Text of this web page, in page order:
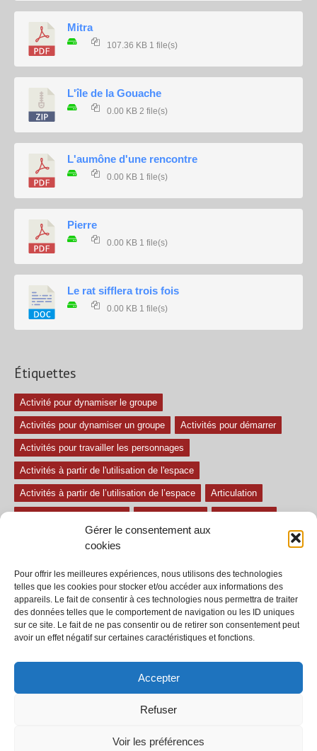
Gérer le consentement aux
cookies
Pour offrir les meilleures expériences, nous utilisons des technologies
telles que les cookies pour stocker et/ou accéder aux informations des
appareils. Le fait de consentir à ces technologies nous permettra de traiter
des données telles que le comportement de navigation ou les ID uniques
sur ce site. Le fait de ne pas consentir ou de retirer son consentement peut
avoir un effet négatif sur certaines caractéristiques et fonctions.
Accepter
Refuser
Voir les préférences
Mitra
107.36 KB 1 file(s)
L'île de la Gouache
0.00 KB 2 file(s)
L'aumône d'une rencontre
0.00 KB 1 file(s)
Pierre
0.00 KB 1 file(s)
Le rat sifflera trois fois
0.00 KB 1 file(s)
Étiquettes
Activité pour dynamiser le groupe
Activités pour dynamiser un groupe Activités pour démarrer
Activités pour travailler les personnages
Activités à partir de l'utilisation de l'espace
Activités à partir de l’utilisation de l’espace Articulation
Exercices difficiles
Le regard et la voix Pièce pour enfant Sans paroles
Secondaire séances tous les exercices
Tous les exercices de théâtre
inc.